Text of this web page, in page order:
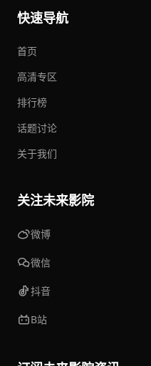
快速导航
首页
高清专区
排行榜
话题讨论
关于我们
关注未来影院
微博
微信
抖音
B站